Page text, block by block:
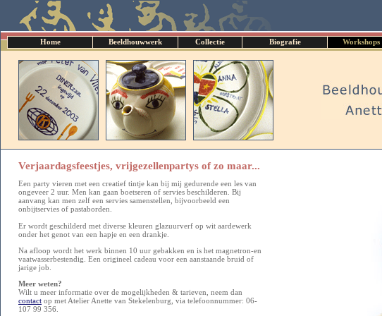
Home Beeldhouwwerk Collectie Biografie Workshops
Verjaardagsfeestjes, vrijgezellenpartys of zo maar...
Een party vieren met een creatief tintje kan bij mij gedurende een les van
ongeveer 2 uur. Men kan gaan boetseren of servies beschilderen. Bij
aanvang kan men zelf een servies samenstellen, bijvoorbeeld een
onbijtservies of pastaborden.
Er wordt geschilderd met diverse kleuren glazuurverf op wit aardewerk
onder het genot van een hapje en een drankje.
Na afloop wordt het werk binnen 10 uur gebakken en is het magnetron-en
vaatwasserbestendig. Een origineel cadeau voor een aanstaande bruid of
jarige job.
Meer weten?
Wilt u meer informatie over de mogelijkheden & tarieven, neem dan
contact op met Atelier Anette van Stekelenburg, via telefoonnummer: 06-
107 99 356.